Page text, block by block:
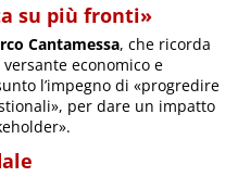
su più fronti»
Cantamessa, che ricorda
economico e
l’impegno di «progredire
per dare un impatto